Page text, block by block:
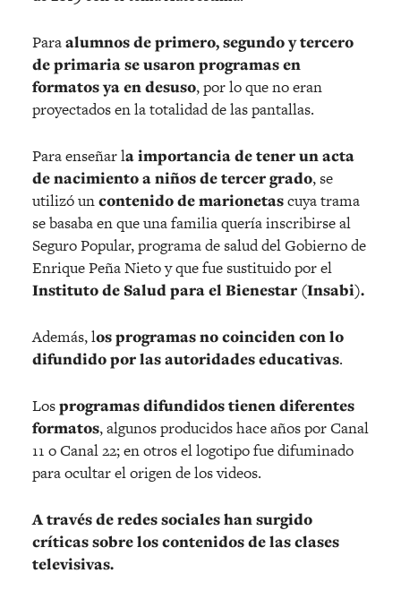
Paraalumnos de primero, segundo y tercero
de primaria se usaron programas en
formatos ya en desuso, por lo que no eran
proyectados en la totalidad de las pantallas.
Para enseñar la importancia de tener un acta
de nacimiento a niños de tercer grado, se
utilizó uncontenido de marionetascuya trama
se basaba en que una familia quería inscribirse al
Seguro Popular, programa de salud del Gobierno de
Enrique Peña Nieto y que fue sustituido por el
Instituto de Salud para el Bienestar (Insabi).
Además, los programas no coinciden con lo
difundido por las autoridades educativas.
Losprogramas difundidos tienen diferentes
formatos, algunos producidos hace años por Canal
11 o Canal 22; en otros el logotipo fue difuminado
para ocultar el origen de los videos.
A través de redes sociales han surgido
críticas sobre los contenidos de las clases
televisivas.